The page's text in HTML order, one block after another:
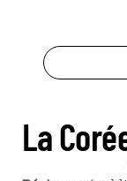
La